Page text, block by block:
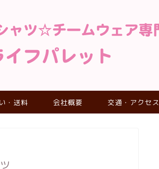
・送料 会社概要 交通・アクセス